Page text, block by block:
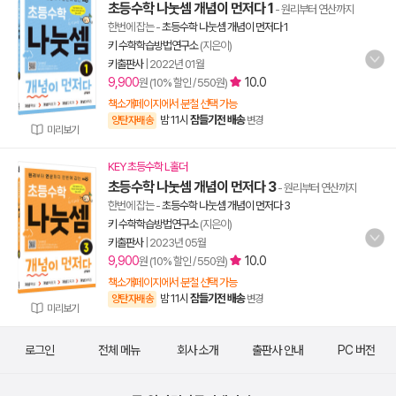
미리보기
초등수학 나눗셈 개념이 먼저다 1 - 원리부터 연산까지
한번에 잡는-초등수학 나눗셈 개념이 먼저다 1
키 수학학습방법연구소(지은이)
키출판사| 2022년 01월
9,900원 (10% 할인 / 550원) 10.0
책소개페이지에서 분철 선택 가능
양탄자배송 밤 11시 잠들기전 배송 변경
미리보기
KEY 초등수학 L홀더
초등수학 나눗셈 개념이 먼저다 3- 원리부터 연산까지
한번에 잡는-초등수학 나눗셈 개념이 먼저다 3
키 수학학습방법연구소(지은이)
키출판사| 2023년 05월
9,900원 (10% 할인 / 550원) 10.0
책소개페이지에서 분철 선택 가능
양탄자배송 밤 11시 잠들기전 배송 변경
로그인 전체 메뉴 회사 소개 출판사 안내 PC 버전